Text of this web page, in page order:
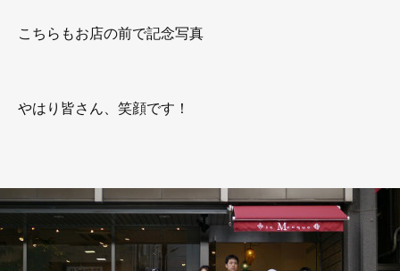
こちらもお店の前で記念写真
やはり皆さん、笑顔です！